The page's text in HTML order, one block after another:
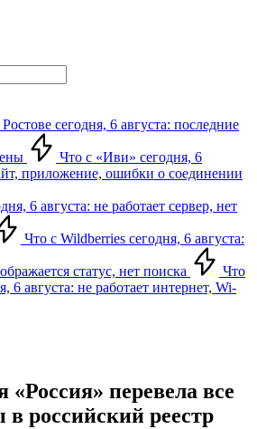
сегодня, 6 августа: последние
Что с «Иви» сегодня, 6
приложение, ошибки о соединении
6 августа: не работает сервер, нет
Что с Wildberries сегодня, 6 августа:
статус, нет поиска
Что
6 августа: не работает интернет, Wi-
перевела все
в российский реестр